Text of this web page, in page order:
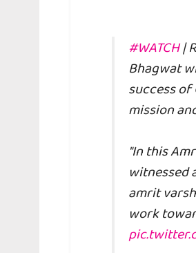
#WATCH|
Bhagwat
success
mission
"In this
witnessed
amrit
work